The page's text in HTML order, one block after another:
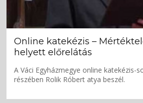
Online katekézis –
helyett előrelátás
A Váci Egyházmegye online katekézis-
részében Rolik Róbert atya beszél.